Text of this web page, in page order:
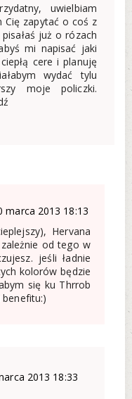
uwielbiam
Cię zapytać o coś z
już o rózach
mi napisać jaki
cere i planuję
wydać tylu
moje policzki.
marca 2013 18:13
Hervana
od tego w
jeśli ładnie
kolorów będzie
się ku Thrrob
2013 18:33